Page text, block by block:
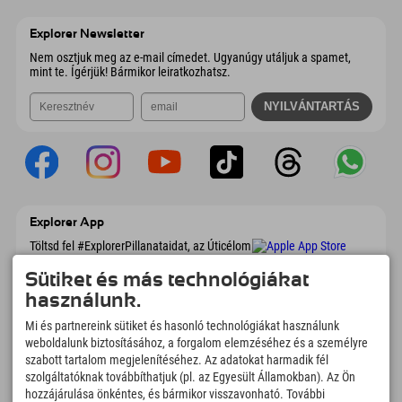
Explorer Newsletter
Nem osztjuk meg az e-mail címedet. Ugyanúgy utáljuk a spamet,
mint te. Ígérjük! Bármikor leiratkozhatsz.
Explorer App
Töltsd fel #ExplorerPillanataidat, az Úticélom
című videódat foglalási áttekintéssel,
bakancslistával, étterem áttekintéssel és
még sok mással. Töltsd le most!
Felfedezős pillanatok ideje
166
Hegyi tavak és
élményfürdők
4.634km
Sí- és snowboardpályák
Sütiket és más technológiákat
használunk.
Mi és partnereink sütiket és hasonló technológiákat használunk
weboldalunk biztosításához, a forgalom elemzéséhez és a személyre
szabott tartalom megjelenítéséhez. Az adatokat harmadik fél
szolgáltatóknak továbbíthatjuk (pl. az Egyesült Államokban). Az Ön
hozzájárulása önkéntes, és bármikor visszavonható. További